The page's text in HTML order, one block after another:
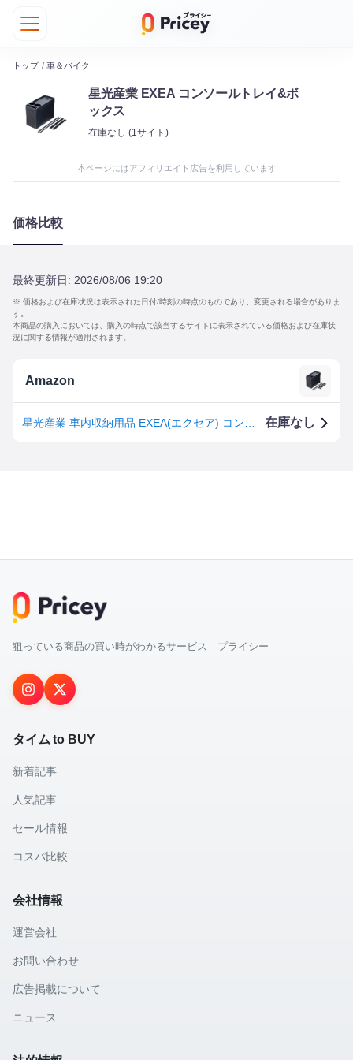
トップ / 車＆バイク
星光産業 EXEA コンソールトレイ&ボ
ックス
在庫なし (1サイト)
本ページにはアフィリエイト広告を利用しています
価格比較
最終更新日: 2026/08/06 19:20
※ 価格および在庫状況は表示された日付/時刻の時点のものであり、変更される場合がありま
す。
本商品の購入においては、購入の時点で該当するサイトに表示されている価格および在庫状
況に関する情報が適用されます。
Amazon
在庫なし
狙っている商品の買い時がわかるサービス プライシー
タイム to BUY
新着記事
人気記事
セール情報
コスパ比較
会社情報
運営会社
お問い合わせ
広告掲載について
ニュース